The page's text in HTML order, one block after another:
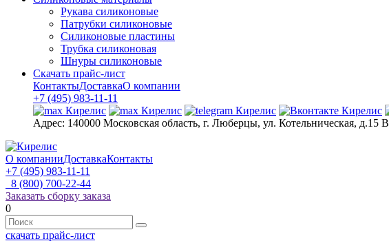
Рукава силиконовые
Патрубки силиконовые
Силиконовые пластины
Трубка силиконовая
Шнуры силиконовые
Скачать прайс-лист
КонтактыДоставкаО компании
+7 (495) 983-11-11
Адрес: 140000 Московская область, г. Люберцы, ул. Котельническая, д.15 В
О компанииДоставкаКонтакты
+7 (495) 983-11-11
8 (800) 700-22-44
Заказать сборку заказа
0
скачать прайс-лист